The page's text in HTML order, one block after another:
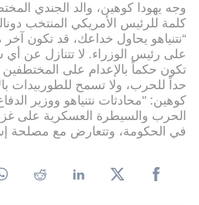
وجه يهودا كوهين، والد الجندي
كلمة للرئيس الأمريكي المنتخب
“نتنياهو يحاول خداعك، قد تكون
على رئيس الوزراء. لا تتنازل عن
تكون حكماً بالإعدام على المختطفين
حداً للحرب، ولا تسمح للطوربيدات
كوهين: "محادثات نتنياهو ووزير
الحرب والسيطرة العسكرية على
في الحكومة، وتتعارض مع مصلحة